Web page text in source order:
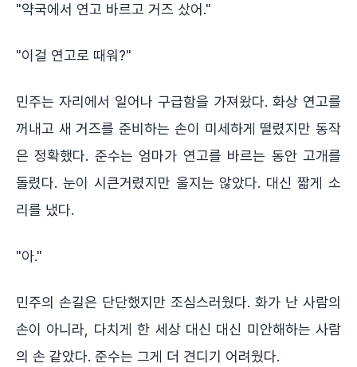
"약국에서 연고 바르고 거즈 샀어."
"이걸 연고로 때워?"
민주는 자리에서 일어나 구급함을 가져왔다. 화상 연고를
꺼내고 새 거즈를 준비하는 손이 미세하게 떨렸지만 동작
은 정확했다. 준수는 엄마가 연고를 바르는 동안 고개를
돌렸다. 눈이 시큰거렸지만 울지는 않았다. 대신 짧게 소
리를 냈다.
"아."
민주의 손길은 단단했지만 조심스러웠다. 화가 난 사람의
손이 아니라, 다치게 한 세상 대신 대신 미안해하는 사람
의 손 같았다. 준수는 그게 더 견디기 어려웠다.